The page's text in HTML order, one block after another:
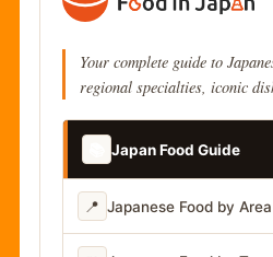
Your complete guide to
regional specialties, iconic
Japan Food Guide
📍 Japanese Food by Area